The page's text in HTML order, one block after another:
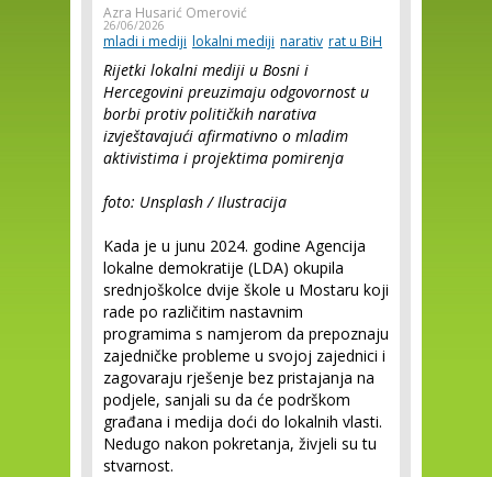
Azra Husarić Omerović
26/06/2026
mladi i mediji lokalni mediji narativ rat u BiH
Rijetki lokalni mediji u Bosni i
Hercegovini preuzimaju odgovornost u
borbi protiv političkih narativa
izvještavajući afirmativno o mladim
aktivistima i projektima pomirenja
foto: Unsplash / Ilustracija
Kada je u junu 2024. godine Agencija
lokalne demokratije (LDA) okupila
srednjoškolce dvije škole u Mostaru koji
rade po različitim nastavnim
programima s namjerom da prepoznaju
zajedničke probleme u svojoj zajednici i
zagovaraju rješenje bez pristajanja na
podjele, sanjali su da će podrškom
građana i medija doći do lokalnih vlasti.
Nedugo nakon pokretanja, živjeli su tu
stvarnost.